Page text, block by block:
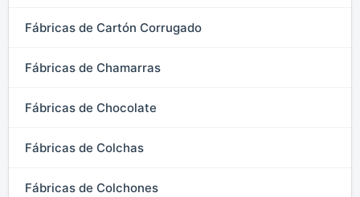
Fábricas de Cartón Corrugado
Fábricas de Chamarras
Fábricas de Chocolate
Fábricas de Colchas
Fábricas de Colchones